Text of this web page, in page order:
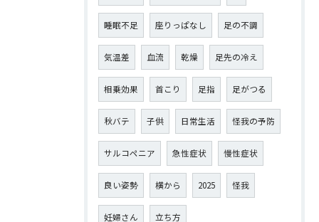
睡眠不足 座りっぱなし 足の不調
気温差 血流 乾燥 足先の冷え
相乗効果 首こり 足指 足がつる
秋バテ 子供 日常生活 怪我の予防
サルコペニア 急性症状 慢性症状
良い姿勢 横から 2025 怪我
妊婦さん 立ち方